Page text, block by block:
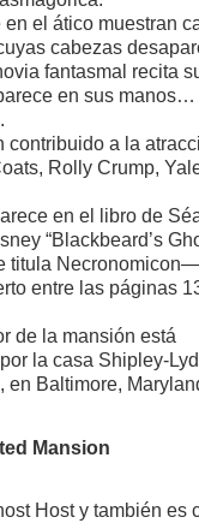
el ático muestran
cabezas
fantasmal recita
en sus manos…
contribuido a la
Rolly Crump,
en el libro de
“Blackbeard’s
titula
entre las páginas
de la mansión está
la casa Shipley-
en Baltimore,
Mansion
Host y también es